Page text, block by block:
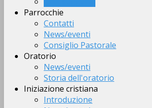
Parrocchie
Contatti
News/eventi
Consiglio Pastorale
Oratorio
News/eventi
Storia dell'oratorio
Iniziazione cristiana
Introduzione